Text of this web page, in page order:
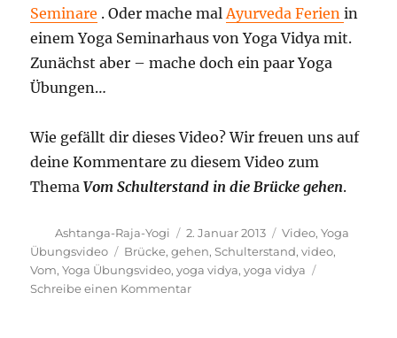
Seminare . Oder mache malAyurveda Ferienin
einem Yoga Seminarhaus von Yoga Vidya mit.
Zunächst aber – mache doch ein paar Yoga
Übungen…
Wie gefällt dir dieses Video? Wir freuen uns auf
deine Kommentare zu diesem Video zum
ThemaVom Schulterstand in die Brücke gehen.
Autor
Ashtanga-Raja-Yogi
Veröffentlicht
am
2. Januar 2013 Kategorien
Video,Yoga
Übungsvideo
Schlagwörter
Brücke,gehen,Schulterstand,video,
Vom,Yoga Übungsvideo,yoga vidya,yoga vidya
Schreibe einen Kommentarzu